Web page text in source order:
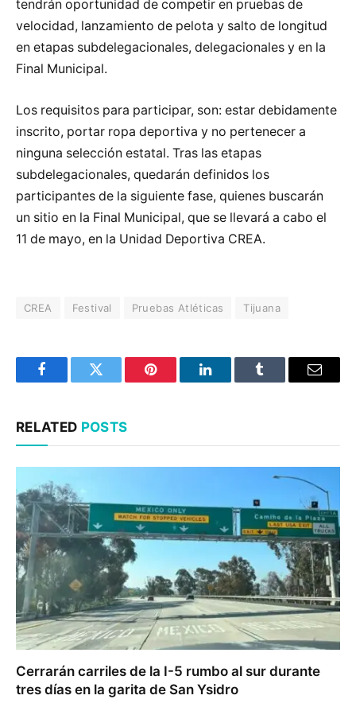
tendrán oportunidad de competir en pruebas de
velocidad, lanzamiento de pelota y salto de longitud
en etapas subdelegacionales, delegacionales y en la
Final Municipal.
Los requisitos para participar, son: estar debidamente
inscrito, portar ropa deportiva y no pertenecer a
ninguna selección estatal. Tras las etapas
subdelegacionales, quedarán definidos los
participantes de la siguiente fase, quienes buscarán
un sitio en la Final Municipal, que se llevará a cabo el
11 de mayo, en la Unidad Deportiva CREA.
CREA Festival Pruebas Atléticas Tijuana
FacebookTwitter Pinterest LinkedInTumblr Email
RELATED POSTS
Cerrarán carriles de la I-5 rumbo al sur durante
tres días en la garita de San Ysidro